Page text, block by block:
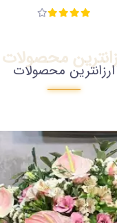
ارزانترین محصولات
محصولات